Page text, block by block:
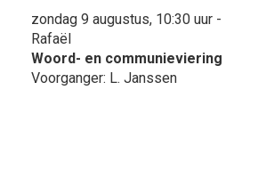
zondag 9 augustus, 10:30 uur -
Rafaël
Woord- en communieviering
Voorganger: L. Janssen